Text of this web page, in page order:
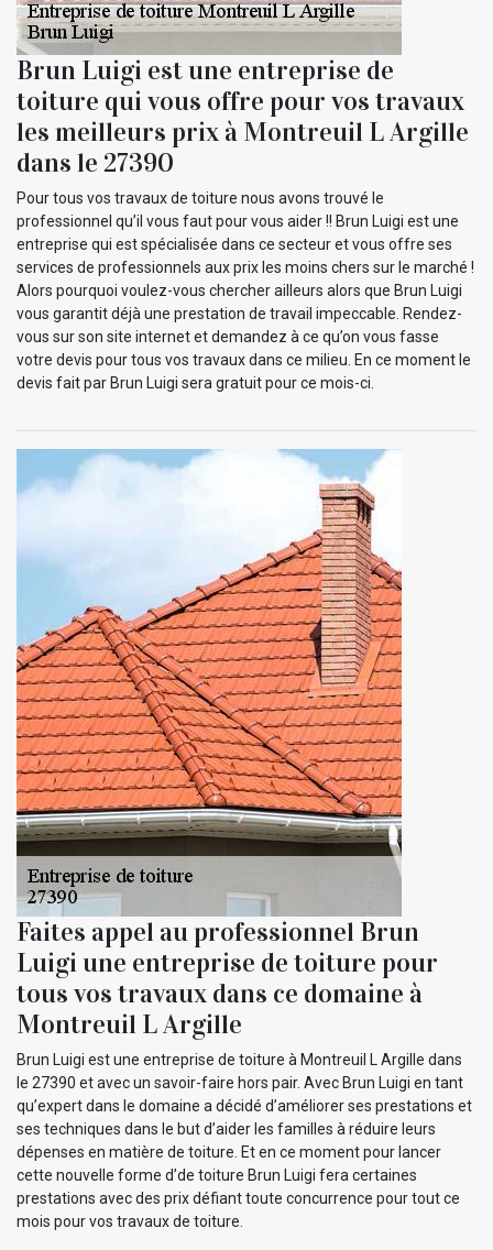
Brun Luigi est une entreprise de
toiture qui vous offre pour vos travaux
les meilleurs prix à Montreuil L Argille
dans le 27390
Pour tous vos travaux de toiture nous avons trouvé le
professionnel qu’il vous faut pour vous aider !! Brun Luigi est une
entreprise qui est spécialisée dans ce secteur et vous offre ses
services de professionnels aux prix les moins chers sur le marché !
Alors pourquoi voulez-vous chercher ailleurs alors que Brun Luigi
vous garantit déjà une prestation de travail impeccable. Rendez-
vous sur son site internet et demandez à ce qu’on vous fasse
votre devis pour tous vos travaux dans ce milieu. En ce moment le
devis fait par Brun Luigi sera gratuit pour ce mois-ci.
Faites appel au professionnel Brun
Luigi une entreprise de toiture pour
tous vos travaux dans ce domaine à
Montreuil L Argille
Brun Luigi est une entreprise de toiture à Montreuil L Argille dans
le 27390 et avec un savoir-faire hors pair. Avec Brun Luigi en tant
qu’expert dans le domaine a décidé d’améliorer ses prestations et
ses techniques dans le but d’aider les familles à réduire leurs
dépenses en matière de toiture. Et en ce moment pour lancer
cette nouvelle forme d’de toiture Brun Luigi fera certaines
prestations avec des prix défiant toute concurrence pour tout ce
mois pour vos travaux de toiture.